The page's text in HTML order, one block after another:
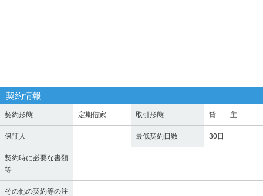
契約情報
契約形態 定期借家 取引形態 貸 主
保証人 最低契約日数 30日
契約時に必要な書類
等
その他の契約等の注